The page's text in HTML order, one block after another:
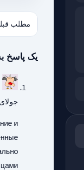
مطلب
یک پاسخ
جولای 17, 2026 در 5:56 ب.ظ
и